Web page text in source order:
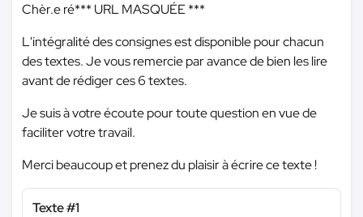
Chèr.e ré*** URL MASQUÉE ***
L'intégralité des consignes est disponible pour chacun
des textes. Je vous remercie par avance de bien les lire
avant de rédiger ces 6 textes.
Je suis à votre écoute pour toute question en vue de
faciliter votre travail.
Merci beaucoup et prenez du plaisir à écrire ce texte !
Texte #1